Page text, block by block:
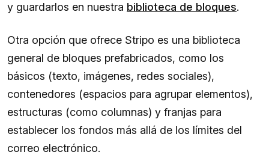
y guardarlos en nuestra biblioteca de bloques.
Otra opción que ofrece Stripo es una biblioteca
general de bloques prefabricados, como los
básicos (texto, imágenes, redes sociales),
contenedores (espacios para agrupar elementos),
estructuras (como columnas) y franjas para
establecer los fondos más allá de los límites del
correo electrónico.